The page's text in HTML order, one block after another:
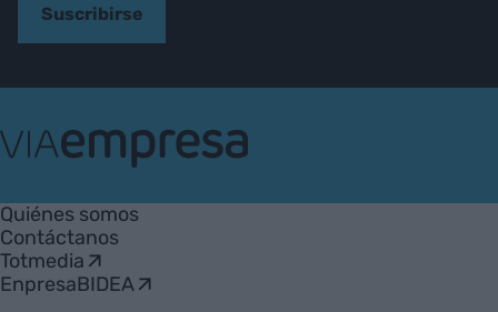
Suscribirse
Empresa
Quiénes somos
Contáctanos
Totmedia
EnpresaBIDEA